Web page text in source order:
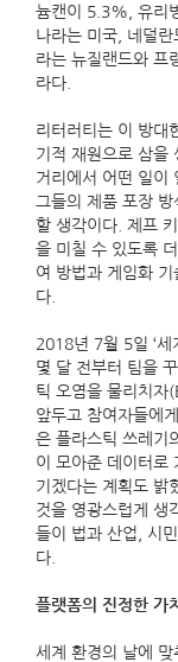
늄캔이 5.3%, 유리
나라는 미국, 네덜
라는 뉴질랜드와 프
라다.
리터러티는 이 방대
기적 재원으로 삼을
거리에서 어떤 일이
그들의 제품 포장
할 생각이다. 제프
을 미칠 수 있도록
여 방법과 게임화
다.
2018년 7월 5일 ‘세
몇 달 전부터 팀을
틱 오염을 물리치자
앞두고 참여자들에
은 플라스틱 쓰레기
이 모아준 데이터로
기겠다는 계획도 밝
것을 영광스럽게 생
들이 법과 산업, 시
다.
플랫폼의 진정한 가
세계 환경의 날에 맞